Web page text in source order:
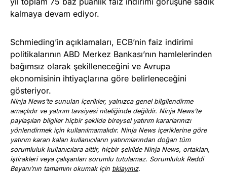
kalmaya devam ediyor.
Schmieding’in açıklamaları, ECB’nin faiz indirimi
politikalarının ABD Merkez Bankası’nın hamlelerinden
bağımsız olarak şekilleneceğini ve Avrupa
ekonomisinin ihtiyaçlarına göre belirleneceğini
gösteriyor.
Ninja News’te sunulan içerikler, yalnızca genel bilgilendirme
amaçlıdır ve yatırım tavsiyesi niteliğinde değildir. Ninja News’te
paylaşılan bilgiler hiçbir şekilde bireysel yatırım kararlarınızı
yönlendirmek için kullanılmamalıdır. Ninja News içeriklerine göre
yatırım kararı kalan kullanıcıların yatırımlarından doğan tüm
sorumluluk kullanıcılara aittir, hiçbir şekilde Ninja News, ortakları,
iştirakleri veya çalışanları sorumlu tutulamaz. Sorumluluk Reddi
Beyanı’nın tamamını okumak için tıklayınız.